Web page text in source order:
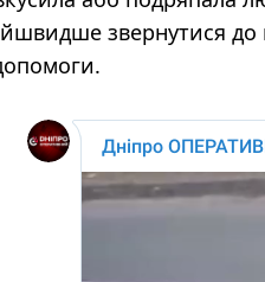
звернутися